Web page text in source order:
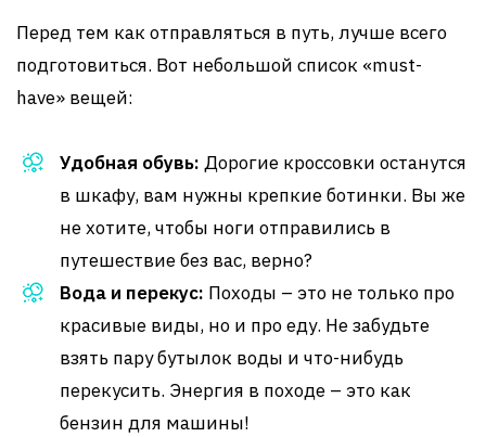
Перед тем как отправляться в путь, лучше всего
подготовиться. Вот небольшой список «must-
have» вещей:
Удобная обувь: Дорогие кроссовки останутся
в шкафу, вам нужны крепкие ботинки. Вы же
не хотите, чтобы ноги отправились в
путешествие без вас, верно?
Вода и перекус: Походы – это не только про
красивые виды, но и про еду. Не забудьте
взять пару бутылок воды и что-нибудь
перекусить. Энергия в походе – это как
бензин для машины!